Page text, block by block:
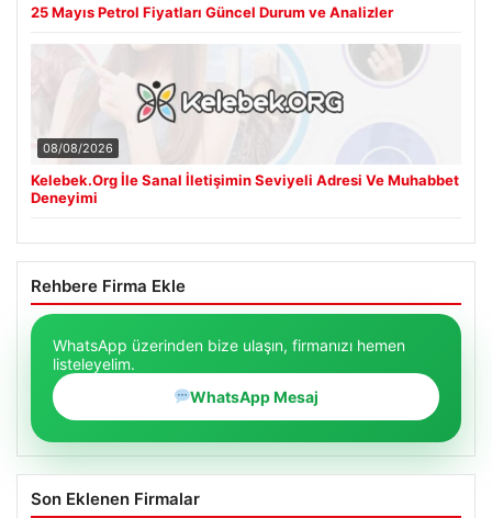
25 Mayıs Petrol Fiyatları Güncel Durum ve Analizler
08/08/2026
Kelebek.Org İle Sanal İletişimin Seviyeli Adresi Ve Muhabbet
Deneyimi
Rehbere Firma Ekle
WhatsApp üzerinden bize ulaşın, firmanızı hemen
listeleyelim.
WhatsApp Mesaj
Son Eklenen Firmalar